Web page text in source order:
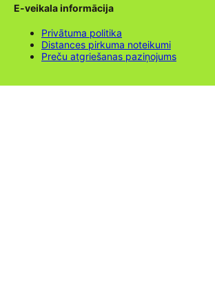
E-veikala informācija
Privātuma politika
Distances pirkuma noteikumi
Preču atgriešanas paziņojums